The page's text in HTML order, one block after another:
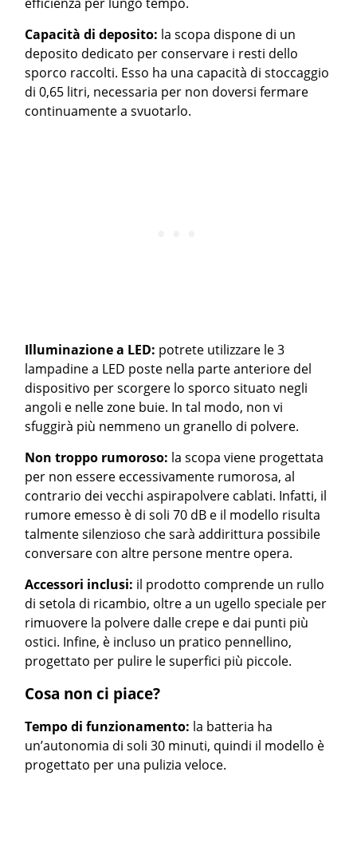
Capacità di deposito: la scopa dispone di un
deposito dedicato per conservare i resti dello
sporco raccolti. Esso ha una capacità di stoccaggio
di 0,65 litri, necessaria per non doversi fermare
continuamente a svuotarlo.
Illuminazione a LED: potrete utilizzare le 3
lampadine a LED poste nella parte anteriore del
dispositivo per scorgere lo sporco situato negli
angoli e nelle zone buie. In tal modo, non vi
sfuggirà più nemmeno un granello di polvere.
Non troppo rumoroso: la scopa viene progettata
per non essere eccessivamente rumorosa, al
contrario dei vecchi aspirapolvere cablati. Infatti, il
rumore emesso è di soli 70 dB e il modello risulta
talmente silenzioso che sarà addirittura possibile
conversare con altre persone mentre opera.
Accessori inclusi: il prodotto comprende un rullo
di setola di ricambio, oltre a un ugello speciale per
rimuovere la polvere dalle crepe e dai punti più
ostici. Infine, è incluso un pratico pennellino,
progettato per pulire le superfici più piccole.
Cosa non ci piace?
Tempo di funzionamento: la batteria ha
un’autonomia di soli 30 minuti, quindi il modello è
progettato per una pulizia veloce.